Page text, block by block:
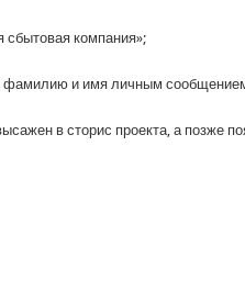
сбытовая компания»;
фамилию и имя личным
в сторис проекта, а позже